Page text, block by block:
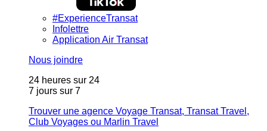
#ExperienceTransat
Infolettre
Application Air Transat
Nous joindre
24 heures sur 24
7 jours sur 7
Trouver une agence Voyage Transat, Transat Travel,
Club Voyages ou Marlin Travel